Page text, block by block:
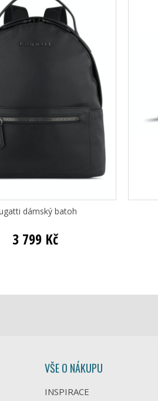
dámský batoh
3 799 Kč
VŠE O NÁKUPU
INSPIRACE